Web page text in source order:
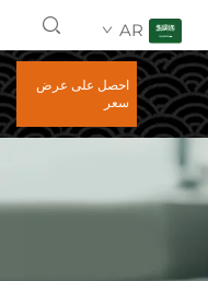
AR
احصل على عرض
سعر